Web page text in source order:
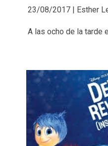
23/08/2017 | Esther
A las ocho de la tarde